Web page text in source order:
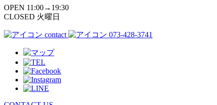
OPEN 11:00→19:30
CLOSED 火曜日
contact 073-428-3741